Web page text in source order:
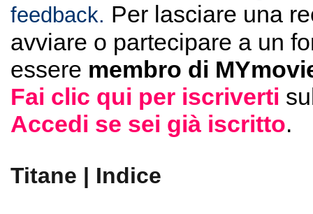
feedback. Per lasciare una
avviare o partecipare a un
essere membro di
Fai clic qui per iscriverti
Accedi se sei già iscritto.
Titane | Indice